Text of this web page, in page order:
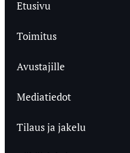
Etusivu
Toimitus
Avustajille
Mediatiedot
Tilaus ja jakelu